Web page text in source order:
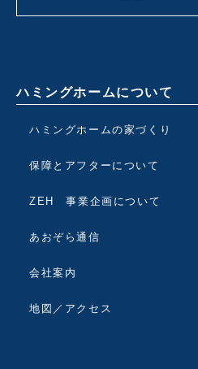
ハミングホームについて
ハミングホームの家づくり
保障とアフターについて
ZEH 事業企画について
あおぞら通信
会社案内
地図／アクセス